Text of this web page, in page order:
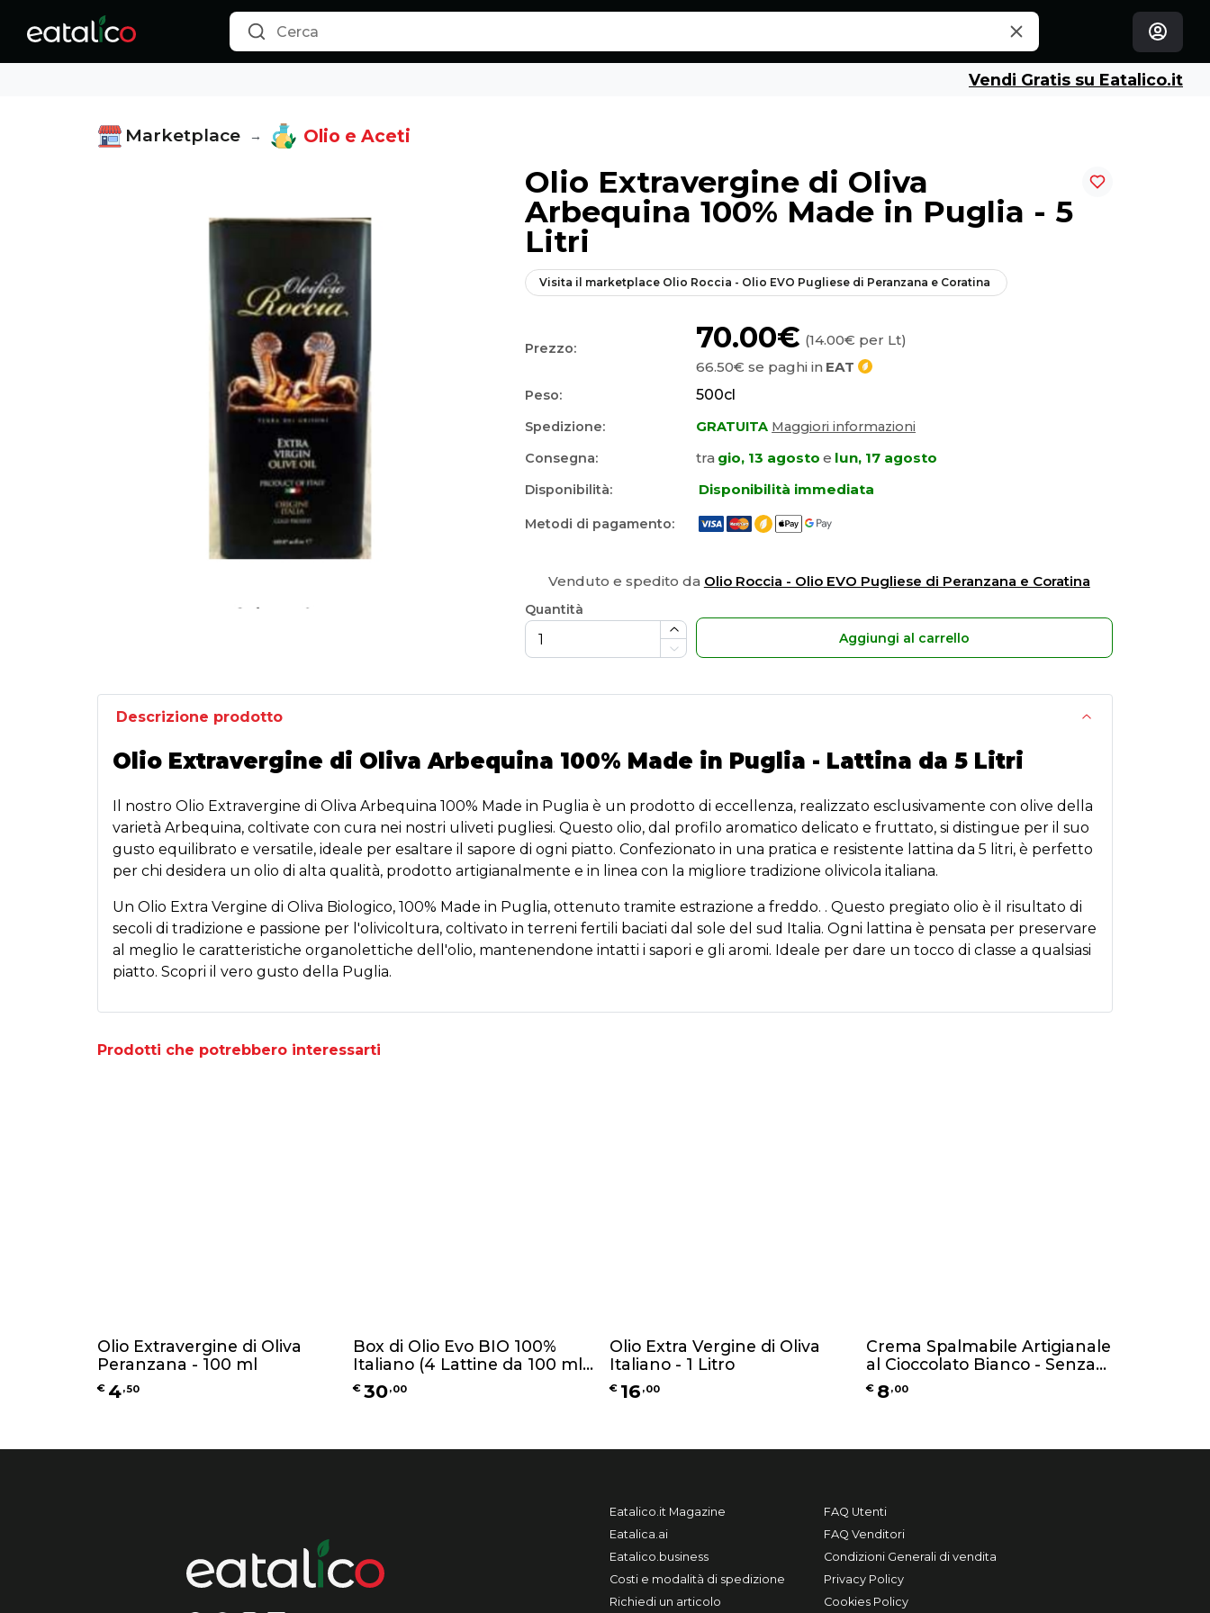
Vendi Gratis su Eatalico.it
Marketplace → Olio e Aceti
Olio Extravergine di Oliva
Arbequina 100% Made in Puglia - 5
Litri
Visita il marketplace Olio Roccia - Olio EVO Pugliese di Peranzana e Coratina
Prezzo: 70.00€ (14.00€ per Lt)
66.50€ se paghi in EAT
Peso: 500cl
Spedizione: GRATUITA Maggiori informazioni
Consegna:
tra gio, 13 agosto e lun, 17 agosto
Disponibilità: Disponibilità immediata
Metodi di pagamento:
Venduto e spedito da Olio Roccia - Olio EVO Pugliese di Peranzana e Coratina
Quantità
Aggiungi al carrello
Descrizione prodotto
Olio Extravergine di Oliva Arbequina 100% Made in Puglia - Lattina da 5 Litri
Il nostro Olio Extravergine di Oliva Arbequina 100% Made in Puglia è un prodotto di eccellenza, realizzato esclusivamente con olive della
varietà Arbequina, coltivate con cura nei nostri uliveti pugliesi. Questo olio, dal profilo aromatico delicato e fruttato, si distingue per il suo
gusto equilibrato e versatile, ideale per esaltare il sapore di ogni piatto. Confezionato in una pratica e resistente lattina da 5 litri, è perfetto
per chi desidera un olio di alta qualità, prodotto artigianalmente e in linea con la migliore tradizione olivicola italiana.
Un Olio Extra Vergine di Oliva Biologico, 100% Made in Puglia, ottenuto tramite estrazione a freddo. . Questo pregiato olio è il risultato di
secoli di tradizione e passione per l'olivicoltura, coltivato in terreni fertili baciati dal sole del sud Italia. Ogni lattina è pensata per preservare
al meglio le caratteristiche organolettiche dell'olio, mantenendone intatti i sapori e gli aromi. Ideale per dare un tocco di classe a qualsiasi
piatto. Scopri il vero gusto della Puglia.
Prodotti che potrebbero interessarti
Olio Extravergine di Oliva
Peranzana - 100 ml
€ 4,50
Box di Olio Evo BIO 100%
Italiano (4 Lattine da 100 ml
l'una)
€ 30,00
Olio Extra Vergine di Oliva
Italiano - 1 Litro
€ 16 ,00
Crema Spalmabile Artigianale
al Cioccolato Bianco - Senza
€ 8,00
Eatalico.it Magazine
Eatalica.ai
Eatalico.business
Costi e modalità di spedizione
Richiedi un articolo
FAQ Utenti
FAQ Venditori
Condizioni Generali di vendita
Privacy Policy
Cookies Policy
Olio Extravergine di Oliva Arbequina 100% Made in Puglia - 5 Litri - Eatalico.it